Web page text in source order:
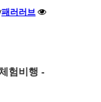
패러러브
험비행 -